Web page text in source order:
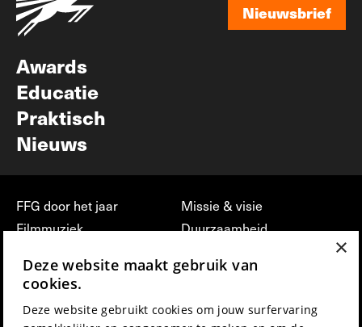
Nieuwsbrief
Awards
Educatie
Praktisch
Nieuws
FFG door het jaar
Filmmuziek
Press & Industry
Film Fest Friends
Missie & visie
Duurzaamheid
vrijwilligerswerk bij FFG
Privacy & Disclaimer
×
Deze website maakt gebruik van
cookies.
Deze website gebruikt cookies om jouw surfervaring